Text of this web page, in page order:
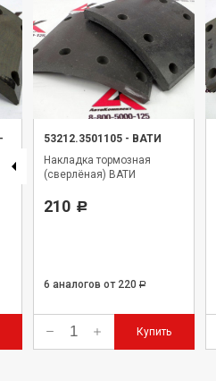
- 53212.3501105 - ВАТИ
Накладка тормозная
(сверлёная) ВАТИ
210 Р
6 аналогов от 220 Р
Купить